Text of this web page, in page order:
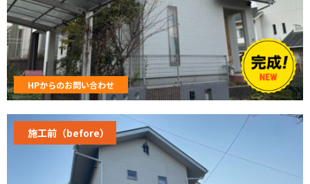
HPからのお問い合わせ
施工前（before）